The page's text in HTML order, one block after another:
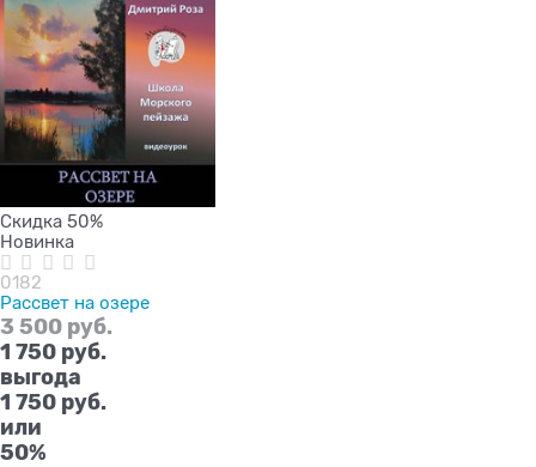
Скидка 50%
Новинка
0182
Рассвет на озере
3 500 руб.
1 750 руб.
выгода
1 750 руб.
или
50%